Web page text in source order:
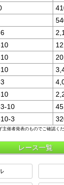
10
3
催者発表のものでご確認くだ
レース一覧